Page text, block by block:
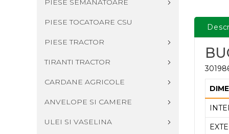
PIESE SEMANATOARE
PIESE TOCATOARE CSU
PIESE TRACTOR
TIRANTI TRACTOR
CARDANE AGRICOLE
ANVELOPE SI CAMERE
ULEI SI VASELINA